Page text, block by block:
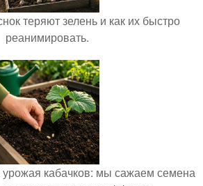
теряют зелень и как их быстро
реанимировать.
урожая кабачков: мы сажаем семена